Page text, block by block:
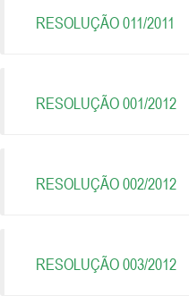
RESOLUÇÃO 011/2011
RESOLUÇÃO 001/2012
RESOLUÇÃO 002/2012
RESOLUÇÃO 003/2012